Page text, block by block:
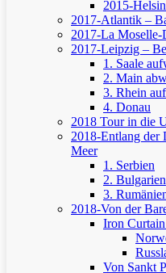
2015-
2017-Atlantik –
2017-La
2017-Leipzig –
1. Saale
2. Main
3. Rhein
4. Donau
2018 Tour in die
2018-Entlang der
Meer
1. Serbien
2. Bulgarien
3.
2018-Von der
Iron
Von Sankt